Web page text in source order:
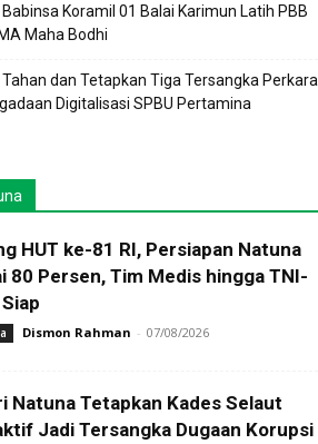
Babinsa Koramil 01 Balai Karimun Latih PBB
Maha Bodhi
Tahan dan Tetapkan Tiga Tersangka Perkara
Digitalisasi SPBU Pertamina
HUT ke-81 RI, Persiapan Natuna
80 Persen, Tim Medis hingga TNI-
Dismon Rahman - 07/08/2026
Natuna Tetapkan Kades Selaut
Jadi Tersangka Dugaan Korupsi